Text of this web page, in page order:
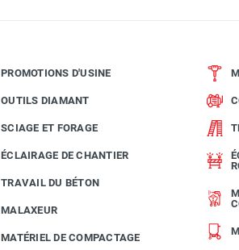
PROMOTIONS D'USINE
OUTILS DIAMANT
SCIAGE ET FORAGE
ÉCLAIRAGE DE CHANTIER
TRAVAIL DU BÉTON
MALAXEUR
MATÉRIEL DE COMPACTAGE